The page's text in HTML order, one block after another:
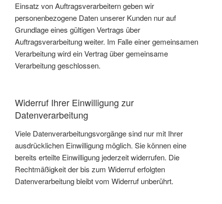
Einsatz von Auftragsverarbeitern geben wir
personenbezogene Daten unserer Kunden nur auf
Grundlage eines gültigen Vertrags über
Auftragsverarbeitung weiter. Im Falle einer gemeinsamen
Verarbeitung wird ein Vertrag über gemeinsame
Verarbeitung geschlossen.
Widerruf Ihrer Einwilligung zur
Datenverarbeitung
Viele Datenverarbeitungsvorgänge sind nur mit Ihrer
ausdrücklichen Einwilligung möglich. Sie können eine
bereits erteilte Einwilligung jederzeit widerrufen. Die
Rechtmäßigkeit der bis zum Widerruf erfolgten
Datenverarbeitung bleibt vom Widerruf unberührt.